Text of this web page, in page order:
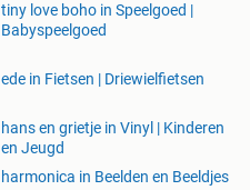
tiny love boho in Speelgoed |
Babyspeelgoed
ede in Fietsen | Driewielfietsen
hans en grietje in Vinyl | Kinderen
en Jeugd
harmonica in Beelden en Beeldjes